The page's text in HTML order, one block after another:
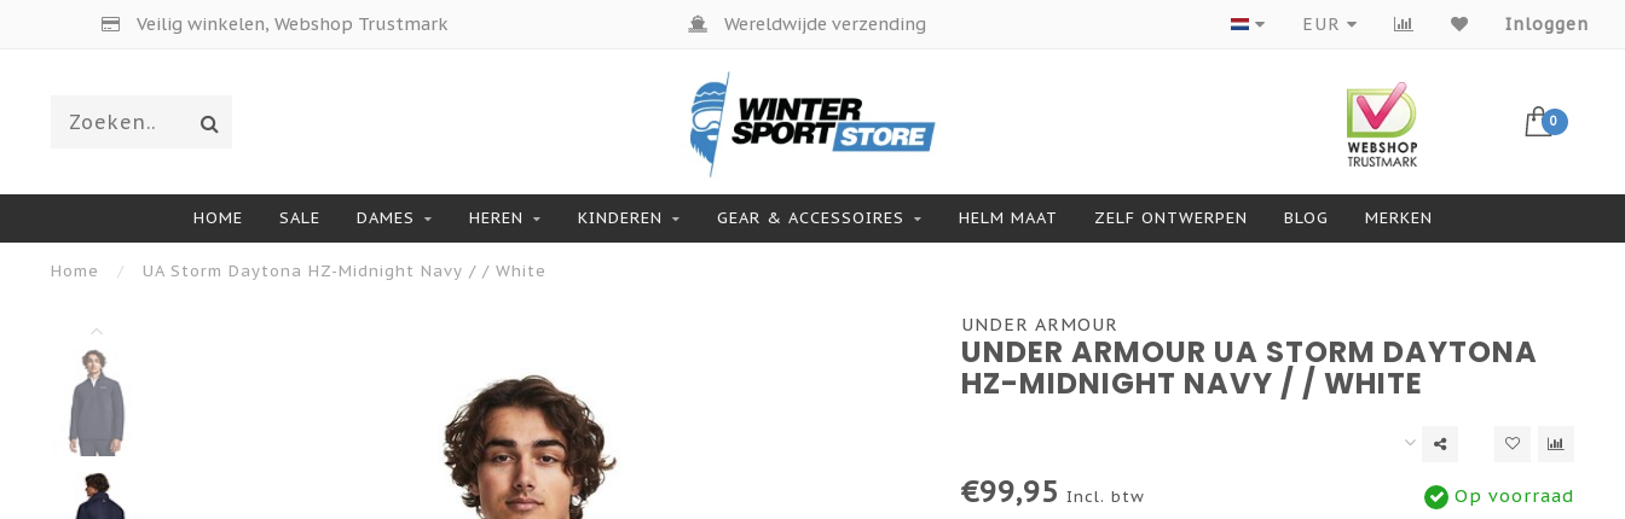
Veilig winkelen, Webshop Trustmark Wereldwijde verzending Producten van topmerken
EUR Inloggen
0
HOME SALE DAMES HEREN KINDEREN GEAR & ACCESSOIRES HELM MAAT ZELF ONTWERPEN BLOG MERKEN
Home / UA Storm Daytona HZ-Midnight Navy / / White
UNDER ARMOUR
UNDER ARMOUR UA STORM DAYTONA
HZ-MIDNIGHT NAVY / / WHITE
€99,95 Incl. btw Op voorraad